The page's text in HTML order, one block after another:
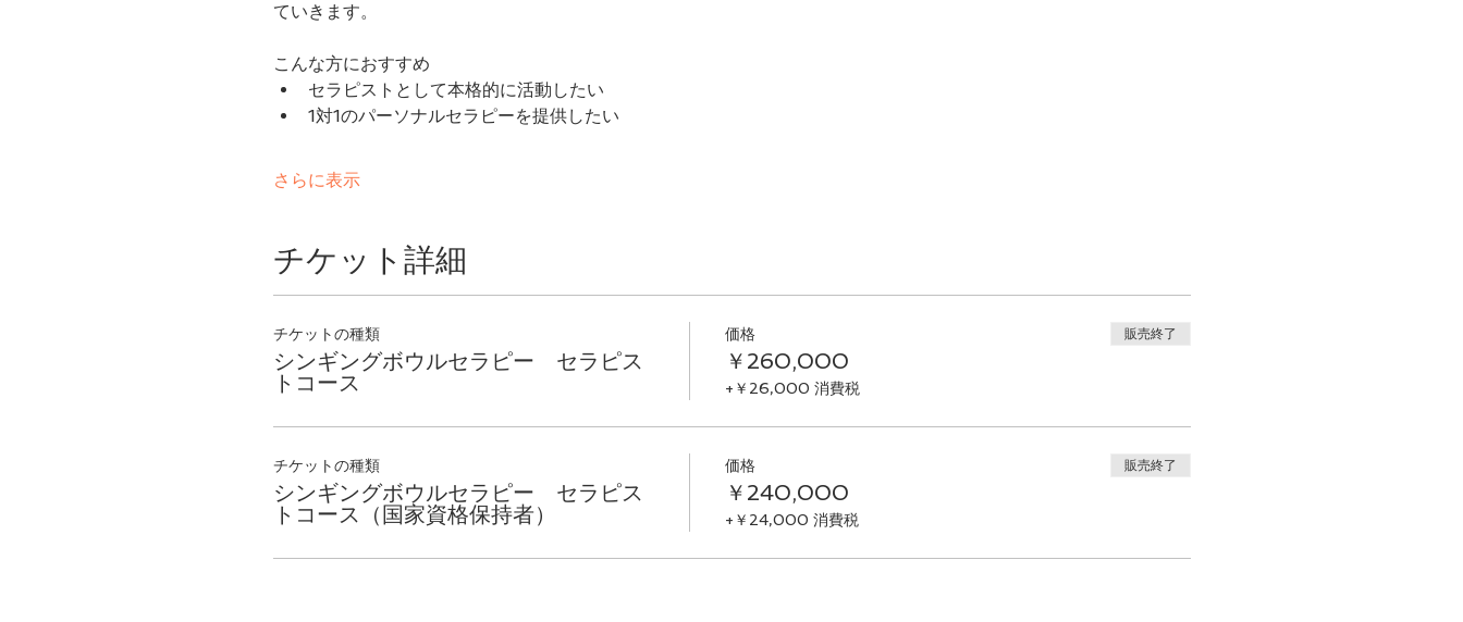
ていきます。
こんな方におすすめ
セラピストとして本格的に活動したい
1対1のパーソナルセラピーを提供したい
さらに表示
チケット詳細
チケットの種類
シンギングボウルセラピー セラピス
トコース
価格
￥260,000
+￥26,000 消費税
販売終了
チケットの種類
シンギングボウルセラピー セラピス
トコース（国家資格保持者）
価格
￥240,000
+￥24,000 消費税
販売終了